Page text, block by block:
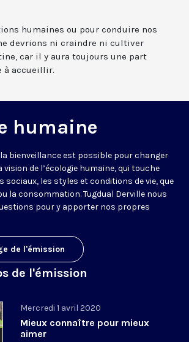
humaines ou pour conduire nos
devrions ni craindre ni cultiver
car il y aura toujours une part
à accueillir.
humaine
bienveillance est possible pour changer
vision de l’écologie humaine, qui touche
sociaux, les styles et conditions de vie, que
la consommation. Tugdual Derville nous
pour y apporter nos propres
de l'émission
de l'émission
Mercredi 1 avril 2020
Mieux connaître pour mieux
aimer